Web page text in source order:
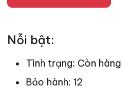
Nỗi bật:
Tình trạng: Còn hàng
Bảo hành: 12